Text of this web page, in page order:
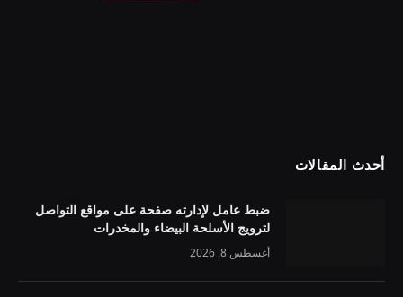
أحدث المقالات
ضبط عامل لإدارته صفحة على مواقع التواصل
لترويج الأسلحة البيضاء والمخدرات
أغسطس 8, 2026